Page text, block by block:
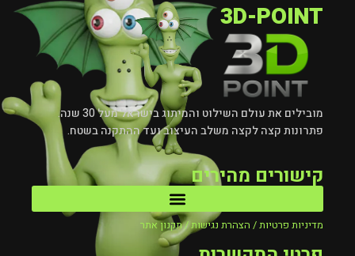
3D-POINT
מובילים את עולם השילוט והמיתוג בישראל מעל 30 שנה.
פתרונות קצה לקצה משלב העיצוב ועד ההתקנה בשטח.
קישורים מהירים
מדיניות פרטיות / הצהרת נגישות / תקנון אתר